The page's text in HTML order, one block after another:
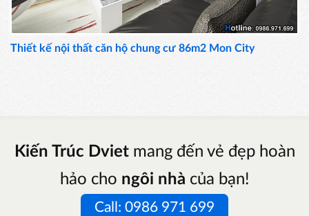
Thiết kế nội thất căn hộ chung cư 86m2 Mon City
Kiến Trúc Dvietmang đến vẻ đẹp hoàn
hảo cho ngôi nhà của bạn!
Call: 0986 971 699